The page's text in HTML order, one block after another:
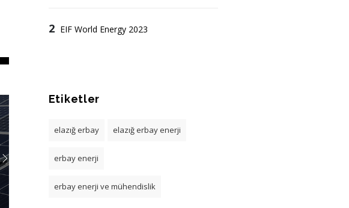
2 EIF World Energy 2023
Etiketler
elazığ erbay elazığ erbay enerji
erbay enerji
erbay enerji ve mühendislik